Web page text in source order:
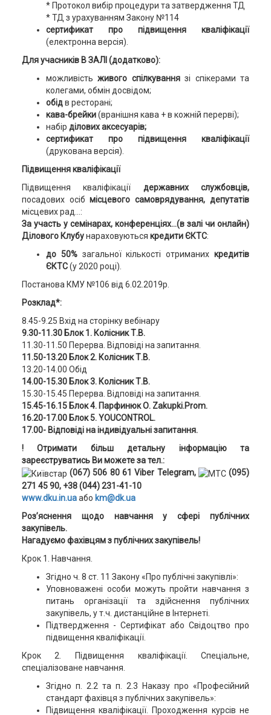
* Протокол вибір процедури та затвердження ТД
* ТД з урахуванням Закону №114
сертификат про підвищення кваліфікації
(електронна версія).
Для учасників В ЗАЛІ (додатково):
можливість живого спілкуваннязі спікерами та
колегами, обмін досвідом;
обідв ресторані;
кава-брейки(вранішня кава + в кожній перерві);
набір ділових аксесуарів;
сертификатпро підвищення кваліфікації
(друкована версія).
Підвищення кваліфікації
Підвищення кваліфікації державних службовців,
посадових осібмісцевого самоврядування, депутатів
місцевих рад…:
За участь у семінарах, конференціях…(в залі чи онлайн)
Ділового Клубунараховуються кредити ЄКТС:
до 50%загальної кількості отриманих кредитів
ЄКТС(у 2020 році).
Постанова КМУ №106 від 6.02.2019р.
Розклад*:
8.45-9.25 Вхід на сторінку вебінару
9.30-11.30 Блок 1. Колісник Т.В.
11.30-11.50 Перерва. Відповіді на запитання.
11.50-13.20 Блок 2. Колісник Т.В.
13.20-14.00 Обід
14.00-15.30 Блок 3. Колісник Т.В.
15.30-15.45 Перерва. Відповіді на запитання.
15.45-16.15 Блок 4. Парфинюк О. Zakupki.Prom.
16.20-17.00 Блок 5. YOUCONTROL.
17.00- Відповіді на індивідуальні запитання.
! Отримати більш детальну інформацію та
зареєструватись Ви можете за тел.:
(067) 506 80 61 Viber Telegram,
(095)
271 45 90, +38 (044) 231-41-10
www.dku.in.uaабо km@dk.ua
Роз’яснення щодо навчання у сфері публічних
закупівель.
Нагадуємо фахівцям з публічних закупівель!
Крок 1. Навчання.
Згідно ч. 8 ст. 11 Закону «Про публічні закупівлі»:
Уповноважені особи можуть пройти навчання з
питань організації та здійснення публічних
закупівель, у т.ч. дистанційне в Інтернеті.
Підтвердження - Сертифікат або Свідоцтво про
підвищення кваліфікації.
Крок 2. Підвищення кваліфікації. Спеціальне,
спеціалізоване навчання.
Згідно п. 2.2 та п. 2.3 Наказу про «Професійний
стандарт фахівця з публічних закупівель»:
Підвищення кваліфікації. Проходження курсів не